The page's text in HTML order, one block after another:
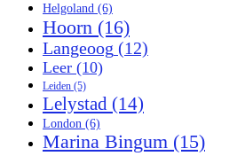
Helgoland (6)
Hoorn (16)
Langeoog (12)
Leer (10)
Leiden (5)
Lelystad (14)
London (6)
Marina Bingum (15)